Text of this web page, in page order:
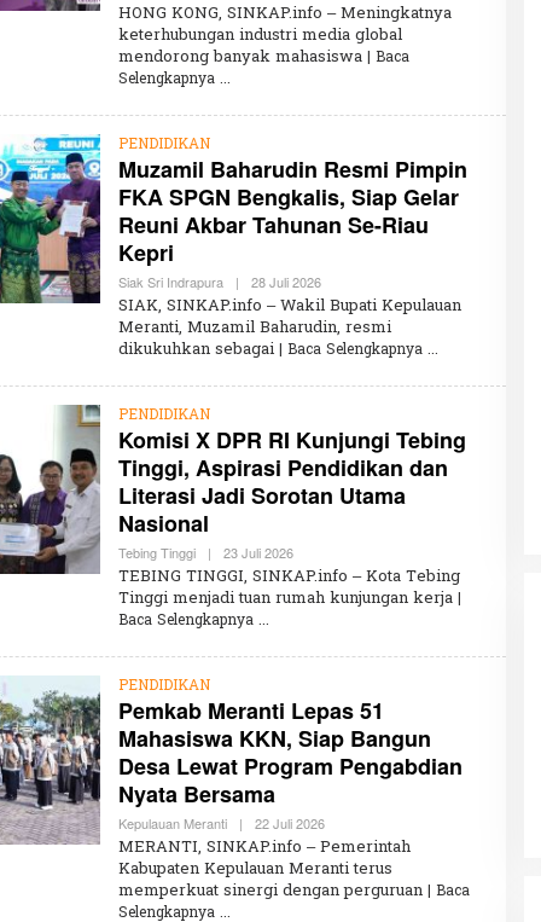
E
H
K
N
I
S
A
HONG KONG, SINKAP.info – Meningkatnya
keterhubungan industri media global
mendorong banyak mahasiswa | Baca
Selengkapnya
PENDIDIKAN
Muzamil Baharudin Resmi Pimpin
FKA SPGN Bengkalis, Siap Gelar
Reuni Akbar Tahunan Se-Riau
Kepri
Siak Sri Indrapura | 28 Juli 2026O
L
E
H
K
A
U
N
N
S
SIAK, SINKAP.info – Wakil Bupati Kepulauan
Meranti, Muzamil Baharudin, resmi
dikukuhkan sebagai | Baca Selengkapnya
PENDIDIKAN
Komisi X DPR RI Kunjungi Tebing
Tinggi, Aspirasi Pendidikan dan
Literasi Jadi Sorotan Utama
Nasional
Tebing Tinggi | 23 Juli 2026O
E
H
A
U
N
N
S
TEBING TINGGI, SINKAP.info – Kota Tebing
Tinggi menjadi tuan rumah kunjungan kerja |
Baca Selengkapnya
PENDIDIKAN
Pemkab Meranti Lepas 51
Mahasiswa KKN, Siap Bangun
Desa Lewat Program Pengabdian
Nyata Bersama
Kepulauan Meranti | 22 Juli 2026O
L
E
H
K
MERANTI, SINKAP.info – Pemerintah
Kabupaten Kepulauan Meranti terus
memperkuat sinergi dengan perguruan | Baca
Selengkapnya
Penembakan Tragis Charlie Kirk di
Utah: Pelaku Senapan Jarak Jauh
Masih Buron
Di GLOBAL, SOROTAN